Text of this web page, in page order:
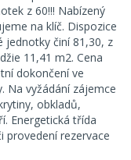
z 60!!! Nabízený
na klíč. Dispozice
jednotky činí 81,30, z
11,41 m2. Cena
dokončení ve
Na vyžádání zájemce
obkladů,
Energetická třída
provedení rezervace